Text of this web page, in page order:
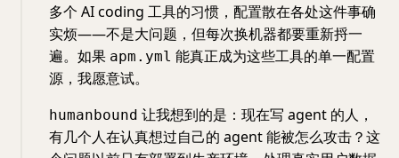
多个 AI coding 工具的习惯，配置散在各处这件事确
实烦——不是大问题，但每次换机器都要重新捋一
遍。如果 apm.yml 能真正成为这些工具的单一配置
源，我愿意试。
humanbound 让我想到的是：现在写 agent 的人，
有几个人在认真想过自己的 agent 能被怎么攻击？这